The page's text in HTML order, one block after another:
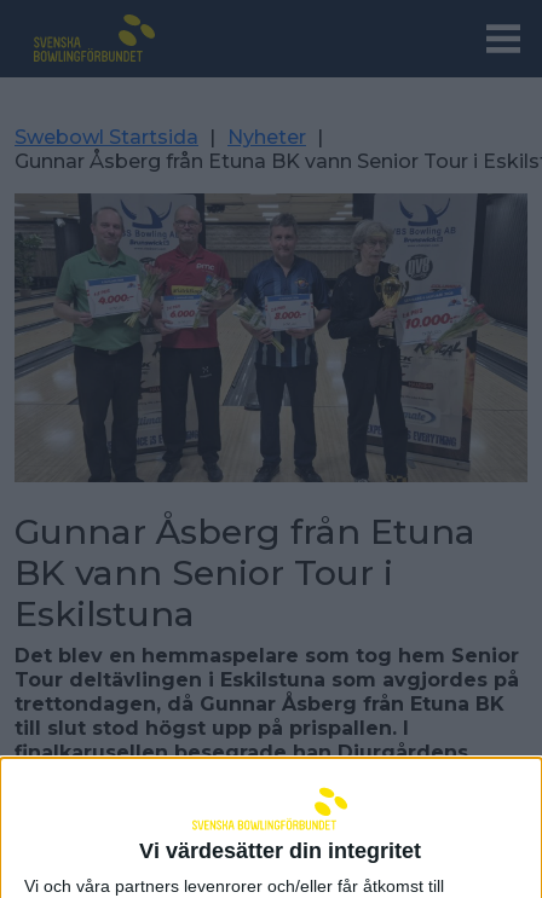
Vi värdesätter din integritet
Vi och våra partners levenrorer och/eller får åtkomst till
Swebowl Startsida | Nyheter |
Gunnar Åsberg från Etuna BK vann Senior Tour i
Gunnar Åsberg från Etuna
BK vann Senior Tour i
Eskilstuna
Det blev en hemmaspelare som tog hem Senior
Tour deltävlingen i Eskilstuna som avgjordes på
trettondagen, då Gunnar Åsberg från Etuna BK
till slut stod högst upp på prispallen. I
finalkarusellen besegrade han Djurgårdens
Det här var jättekul och inget jag alls hade
räknat med, säger en glad Gunnar Åsberg